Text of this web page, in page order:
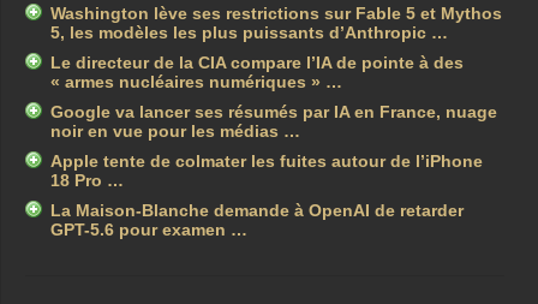
Washington lève ses restrictions sur Fable 5 et Mythos
5, les modèles les plus puissants d’Anthropic …
Le directeur de la CIA compare l’IA de pointe à des
« armes nucléaires numériques » …
Google va lancer ses résumés par IA en France, nuage
noir en vue pour les médias …
Apple tente de colmater les fuites autour de l’iPhone
18 Pro …
La Maison-Blanche demande à OpenAI de retarder
GPT-5.6 pour examen …